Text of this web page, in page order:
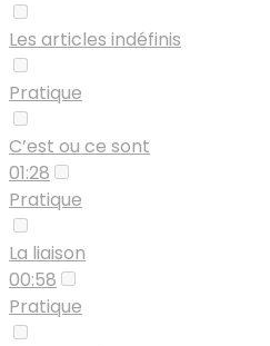
Les articles indéfinis
Pratique
C’est ou ce sont
01:28
Pratique
La liaison
00:58
Pratique